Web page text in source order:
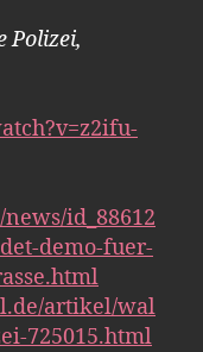
Polizei,
id_88612
demo-fuer-
artikel/wal
725015.html